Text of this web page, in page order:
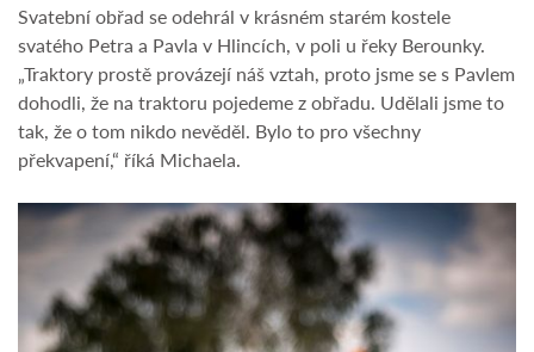
Svatební obřad se odehrál v krásném starém kostele
svatého Petra a Pavla v Hlincích, v poli u řeky Berounky.
„Traktory prostě provázejí náš vztah, proto jsme se s Pavlem
dohodli, že na traktoru pojedeme z obřadu. Udělali jsme to
tak, že o tom nikdo nevěděl. Bylo to pro všechny
překvapení,“ říká Michaela.